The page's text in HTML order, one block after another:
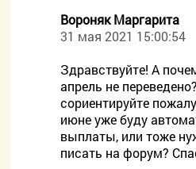
Вороняк Маргарита
31 мая 2021 15:00:54
Здравствуйте! А
апрель не
сориентируйте
июне уже буду
выплаты, или тоже
писать на форум?